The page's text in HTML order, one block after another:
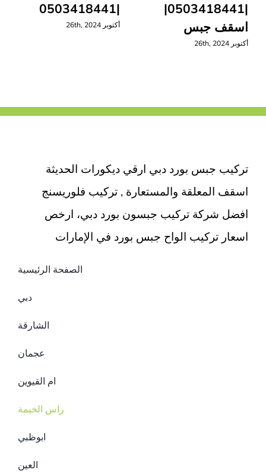
|0503418441|
اسقف جبس
أكتوبر 26th, 2024
|0503418441
أكتوبر 26th, 2024
تركيب جبس بورد دبي ارقي ديكورات الحديثة
اسقف المعلقة والمستعارة , تركيب فلوريسنج
افضل شركة تركيب جبسون بورد دبي، ارخص
اسعار تركيب الواح جبس بورد في الإمارات
الصفحة الرئيسية
دبي
الشارقة
عجمان
ام القيوين
راس الخيمة
ابوظبي
العين